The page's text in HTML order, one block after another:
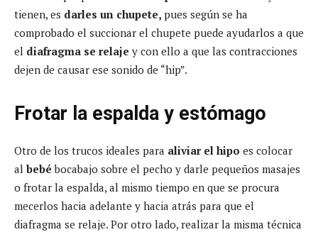
tienen, es darles un chupete, pues según se ha
comprobado el succionar el chupete puede ayudarlos a que
el diafragma se relaje y con ello a que las contracciones
dejen de causar ese sonido de “hip”.
Frotar la espalda y estómago
Otro de los trucos ideales para aliviar el hipo es colocar
al bebébocabajo sobre el pecho y darle pequeños masajes
o frotar la espalda, al mismo tiempo en que se procura
mecerlos hacia adelante y hacia atrás para que el
diafragma se relaje. Por otro lado, realizar la misma técnica